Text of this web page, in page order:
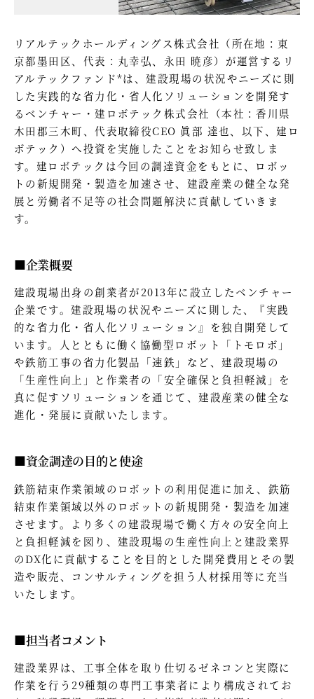
リアルテックホールディングス株式会社（所在地：東
京都墨田区、代表：丸幸弘、永田 暁彦）が運営するリ
アルテックファンド*は、建設現場の状況やニーズに則
した実践的な省力化・省人化ソリューションを開発す
るベンチャー・建ロボテック株式会社（本社：香川県
木田郡三木町、代表取締役CEO 眞部 達也、以下、建ロ
ボテック）へ投資を実施したことをお知らせ致しま
す。建ロボテックは今回の調達資金をもとに、ロボッ
トの新規開発・製造を加速させ、建設産業の健全な発
展と労働者不足等の社会問題解決に貢献していきま
す。
■企業概要
建設現場出身の創業者が2013年に設立したベンチャー
企業です。建設現場の状況やニーズに則した、『実践
的な省力化・省人化ソリューション』を独自開発して
います。人とともに働く協働型ロボット「トモロボ」
や鉄筋工事の省力化製品「速鉄」など、建設現場の
「生産性向上」と作業者の「安全確保と負担軽減」を
真に促すソリューションを通じて、建設産業の健全な
進化・発展に貢献いたします。
■資金調達の目的と使途
鉄筋結束作業領域のロボットの利用促進に加え、鉄筋
結束作業領域以外のロボットの新規開発・製造を加速
させます。より多くの建設現場で働く方々の安全向上
と負担軽減を図り、建設現場の生産性向上と建設業界
のDX化に貢献することを目的とした開発費用とその製
造や販売、コンサルティングを担う人材採用等に充当
いたします。
■担当者コメント
建設業界は、工事全体を取り仕切るゼネコンと実際に
作業を行う29種類の専門工事業者により構成されてお